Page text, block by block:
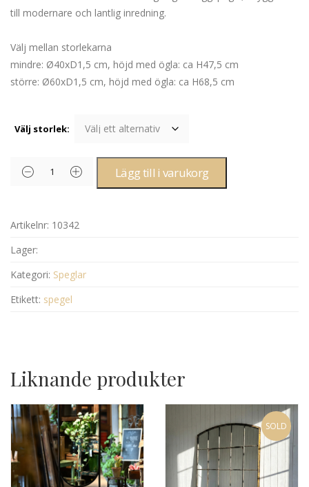
till modernare och lantlig inredning.
Välj mellan storlekarna
mindre: Ø40xD1,5 cm, höjd med ögla: ca H47,5 cm
större: Ø60xD1,5 cm, höjd med ögla: ca H68,5 cm
Välj storlek:
Lägg till i varukorg
Artikelnr: 10342
Lager:
Kategori: Speglar
Etikett: spegel
Liknande produkter
SOLD